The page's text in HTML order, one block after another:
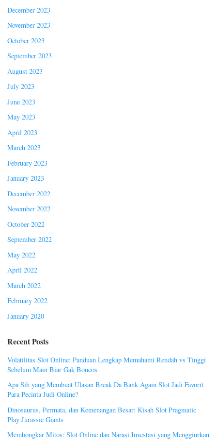
December 2023
November 2023
October 2023
September 2023
August 2023
July 2023
June 2023
May 2023
April 2023
March 2023
February 2023
January 2023
December 2022
November 2022
October 2022
September 2022
May 2022
April 2022
March 2022
February 2022
January 2020
Recent Posts
Volatilitas Slot Online: Panduan Lengkap Memahami Rendah vs Tinggi
Sebelum Main Biar Gak Boncos
Apa Sih yang Membuat Ulasan Break Da Bank Again Slot Jadi Favorit
Para Pecinta Judi Online?
Dinosaurus, Permata, dan Kemenangan Besar: Kisah Slot Pragmatic
Play Jurassic Giants
Membongkar Mitos: Slot Online dan Narasi Investasi yang Menggiurkan